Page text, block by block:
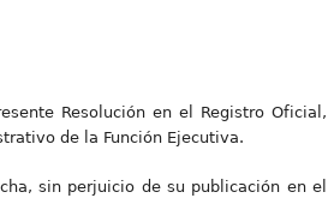
Resolución en el Registro Oficial,
de la Función Ejecutiva.
sin perjuicio de su publicación en el